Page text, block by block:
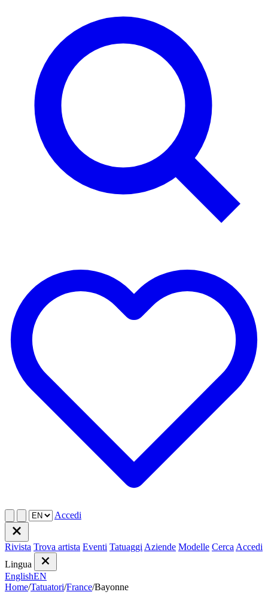
Accedi
Rivista Trova artista Eventi Tatuaggi Aziende Modelle Cerca Accedi
Lingua
EnglishEN
Home/Tatuatori/France/Bayonne